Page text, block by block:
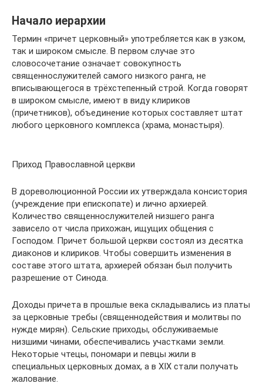
Начало иерархии
Термин «причет церковный» употребляется как в узком,
так и широком смысле. В первом случае это
словосочетание означает совокупность
священнослужителей самого низкого ранга, не
вписывающегося в трёхстепенный строй. Когда говорят
в широком смысле, имеют в виду клириков
(причетников), объединение которых составляет штат
любого церковного комплекса (храма, монастыря).
Приход Православной церкви
В дореволюционной России их утверждала консистория
(учреждение при епископате) и лично архиерей.
Количество священнослужителей низшего ранга
зависело от числа прихожан, ищущих общения с
Господом. Причет большой церкви состоял из десятка
диаконов и клириков. Чтобы совершить изменения в
составе этого штата, архиерей обязан был получить
разрешение от Синода.
Доходы причета в прошлые века складывались из платы
за церковные требы (священнодействия и молитвы по
нужде мирян). Сельские приходы, обслуживаемые
низшими чинами, обеспечивались участками земли.
Некоторые чтецы, пономари и певцы жили в
специальных церковных домах, а в XIX стали получать
жалование.